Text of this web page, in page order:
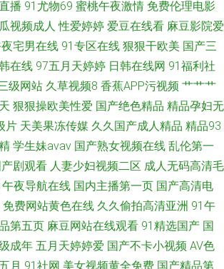
播 91尤物69 蜜桃午夜激情 免费伦理电影
视频成人 性爱婷婷 爱豆在线看 麻豆影院爱
宅男在线 91专区在线 狠狠干欧美 国产三
在线 97五月天婷婷 日韩在线网 91福利社
级网站 久草视频8 香蕉APP污视频 艹艹艹
狠狠操欧美性爱 国产绝色精品 精品孕妇无
片 天美果冻传媒 久久国产成人精品 精品93
学生妹avav 国产熟女视频在线 乱伦第一
剧观看 人妻少妇视频二区 成人无码高清毛
午夜导航在线 国内主播第一页 国产高清电
免费网站黄色在线 久久偷拍高清亚洲 91午
第五页 麻豆网站在线观看 91精选国产 国
成年 五月天婷婷爱 国产不卡小视频 AV色
月 91社网 美女视频黄全免费 国产精品第